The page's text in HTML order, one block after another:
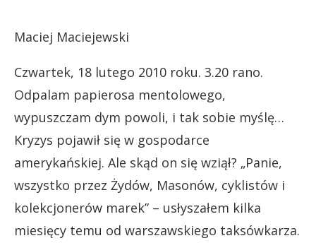
Maciej Maciejewski
Czwartek, 18 lutego 2010 roku. 3.20 rano.
Odpalam papierosa mentolowego,
wypuszczam dym powoli, i tak sobie myślę…
Kryzys pojawił się w gospodarce
amerykańskiej. Ale skąd on się wziął? „Panie,
wszystko przez Żydów, Masonów, cyklistów i
kolekcjonerów marek” – usłyszałem kilka
miesięcy temu od warszawskiego taksówkarza.